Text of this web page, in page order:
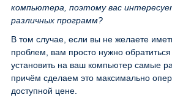
компьютера, поэтому вас
различных программ?
В том случае, если вы не желаете
проблем, вам просто нужно
установить на ваш компьютер самые
причём сделаем это максимально
доступной цене.